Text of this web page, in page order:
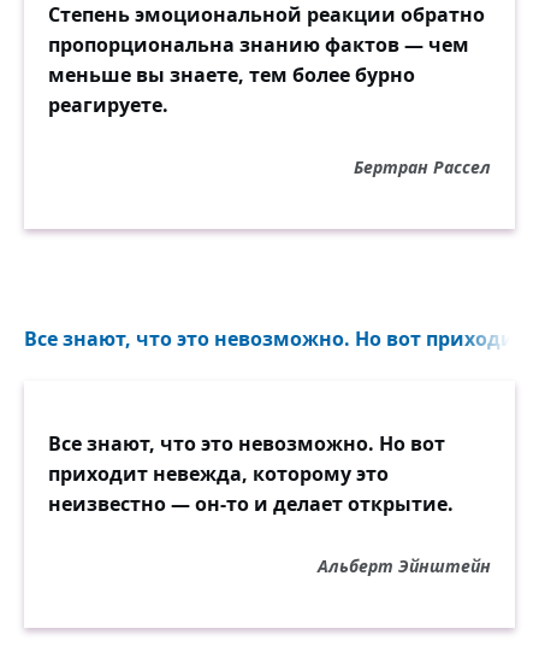
Степень эмоциональной реакции обратно
пропорциональна знанию фактов — чем
меньше вы знаете, тем более бурно
реагируете.
Бертран Рассел
Все знают, что это невозможно. Но вот приходит
Все знают, что это невозможно. Но вот
приходит невежда, которому это
неизвестно — он-то и делает открытие.
Альберт Эйнштейн